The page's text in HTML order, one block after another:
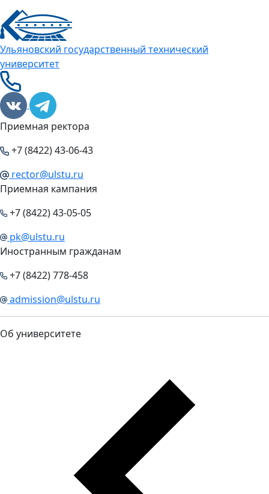
Ульяновский государственный технический
университет
Приемная ректора
+7 (8422) 43-06-43
rector@ulstu.ru
Приемная кампания
+7 (8422) 43-05-05
pk@ulstu.ru
Иностранным гражданам
+7 (8422) 778-458
admission@ulstu.ru
Об университете